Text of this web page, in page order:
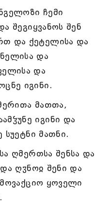
ჩემი
შეგიყვანოს შენ
და ქეტელისა და
და
და
იგინი.
მათთა,
იგინი და
სუეტნი მათნი.
ღმერთსა შენსა და
ღჳნოჲ შენი და
ყოველი